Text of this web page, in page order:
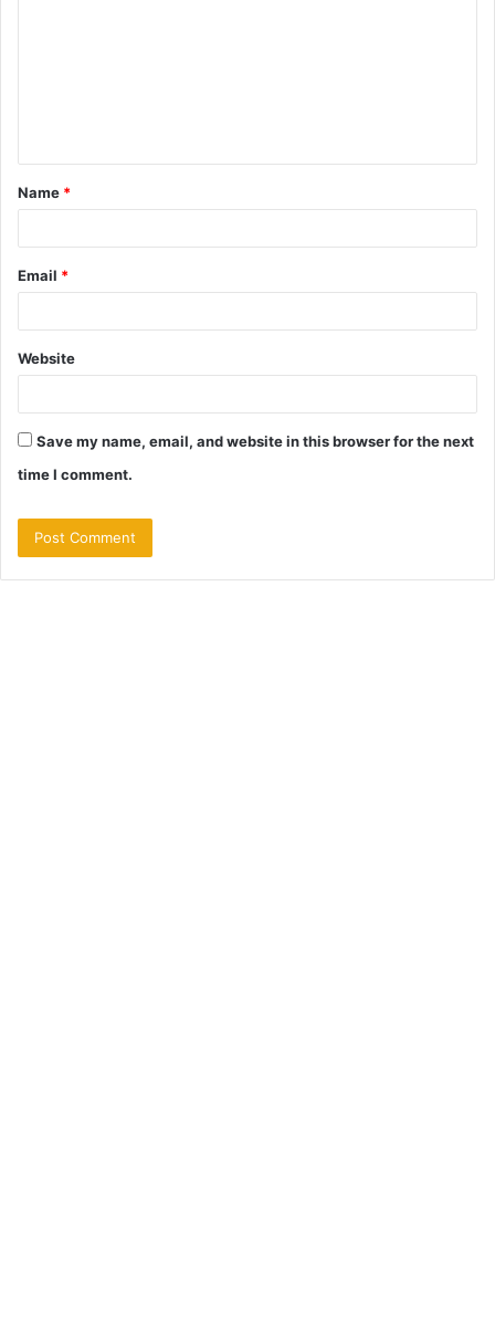
t
*
Name *
Email *
Website
Save my name, email, and website in this browser for the next
time I comment.